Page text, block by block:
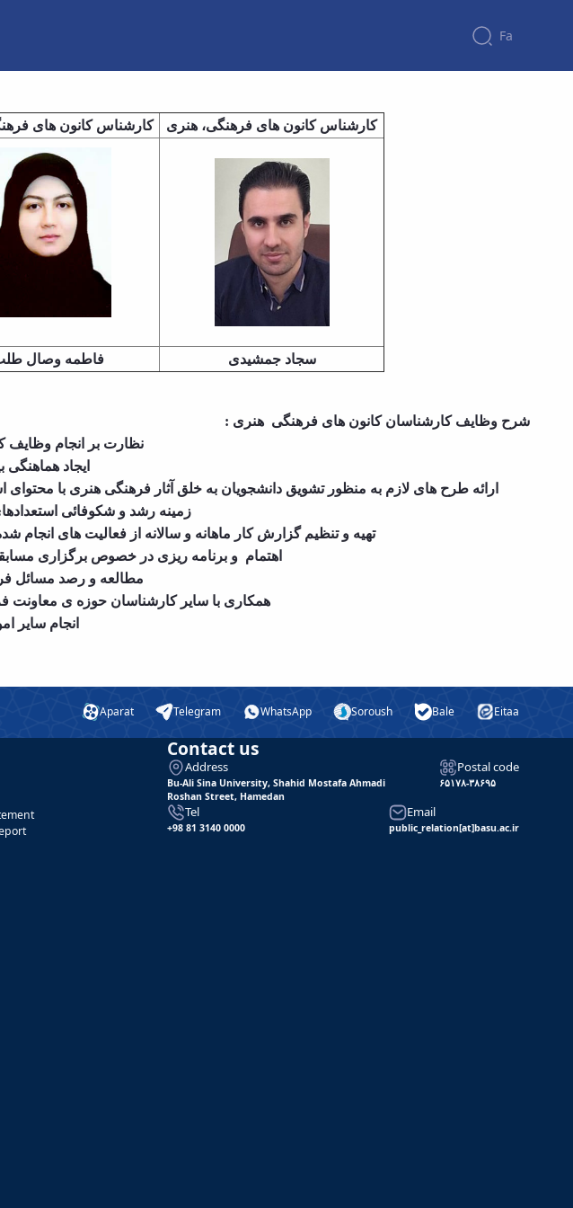
Fa
کارشناس کانون های کارشناس کانون های فرهنگی، هنری
فاطمه وصال سجاد جمشیدی
شرح وظایف کارشناسان کانون های فرهنگی هنری :
نظارت بر انجام وظایف
ایجاد
ارائه طرح های لازم به منظور تشویق دانشجویان به خلق آثار فرهنگی هنری با
زمینه رشد و شکوفائی
تهیه و تنظیم گزارش کار ماهانه و سالانه از فعالیت های انجام
اهتمام و برنامه ریزی در خصوص برگزاری
مطالعه و رصد مسائل
همکاری با سایر کارشناسان حوزه ی معاونت
انجام سایر
Aparat Telegram WhatsApp Soroush Bale Eitaa
Contact us
Address
Bu-Ali Sina University, Shahid Mostafa Ahmadi
Roshan Street, Hamedan
Postal code
۶۵۱۷۸-۳۸۶۹۵
Tel
+98 81 3140 0000
Email
public_relation[at]basu.ac.ir